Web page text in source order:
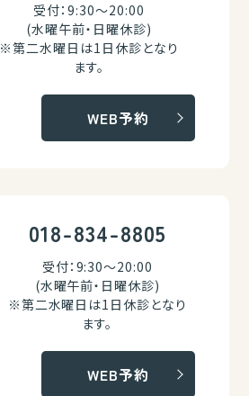
受付：9:30～20:00
(水曜午前・日曜休診)
※第二水曜日は1日休診となり
ます。
WEB予約
018-834-8805
受付：9:30～20:00
(水曜午前・日曜休診)
※第二水曜日は1日休診となり
ます。
WEB予約